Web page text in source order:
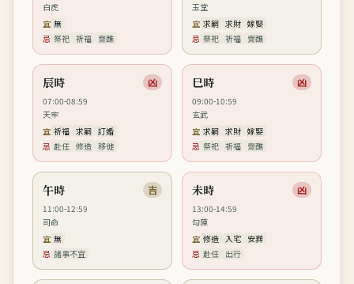
白虎
宜 無
忌 祭祀 祈福 齋醮
玉堂
宜 求嗣 求財 嫁娶
忌 祭祀 祈福 齋醮
辰時 凶
07:00-08:59
天牢
宜 祈福 求嗣 訂婚
忌 赴任 修造 移徙
巳時 凶
09:00-10:59
玄武
宜 求嗣 求財 嫁娶
忌 祭祀 祈福 齋醮
午時 吉
11:00-12:59
司命
宜 無
忌 諸事不宜
未時 凶
13:00-14:59
勾陳
宜 修造 入宅 安葬
忌 赴任 出行